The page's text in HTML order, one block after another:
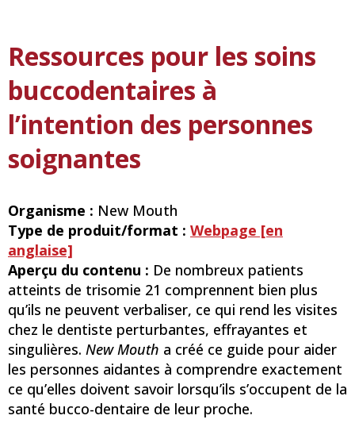
Ressources pour les soins
buccodentaires à
l’intention des personnes
soignantes
Organisme : New Mouth
Type de produit/format : Webpage [en
anglaise]
Aperçu du contenu : De nombreux patients
atteints de trisomie 21 comprennent bien plus
qu’ils ne peuvent verbaliser, ce qui rend les visites
chez le dentiste perturbantes, effrayantes et
singulières. New Mouth a créé ce guide pour aider
les personnes aidantes à comprendre exactement
ce qu’elles doivent savoir lorsqu’ils s’occupent de la
santé bucco-dentaire de leur proche.